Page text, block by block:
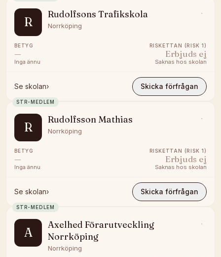
R
Rudolfsons Trafikskola
Norrköping
BETYG
—
Inga ännu
RISKETTAN (RISK 1)
Erbjuds ej
Saknas hos skolan
Se skolan› Skicka förfrågan
STR-MEDLEM
R
Rudolfsson Mathias
Norrköping
BETYG
—
Inga ännu
RISKETTAN (RISK 1)
Erbjuds ej
Saknas hos skolan
Se skolan› Skicka förfrågan
STR-MEDLEM
A
Axelhed Förarutveckling
Norrköping
Norrköping